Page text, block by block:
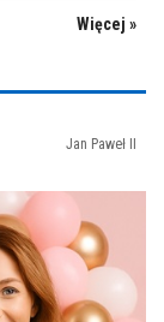
Więcej »
Jan Paweł II